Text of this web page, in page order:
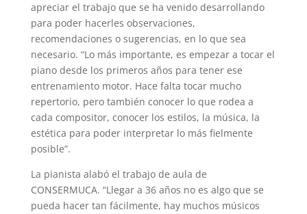
apreciar el trabajo que se ha venido desarrollando
para poder hacerles observaciones,
recomendaciones o sugerencias, en lo que sea
necesario. “Lo más importante, es empezar a tocar el
piano desde los primeros años para tener ese
entrenamiento motor. Hace falta tocar mucho
repertorio, pero también conocer lo que rodea a
cada compositor, conocer los estilos, la música, la
estética para poder interpretar lo más fielmente
posible”.
La pianista alabó el trabajo de aula de
CONSERMUCA. “Llegar a 36 años no es algo que se
pueda hacer tan fácilmente, hay muchos músicos